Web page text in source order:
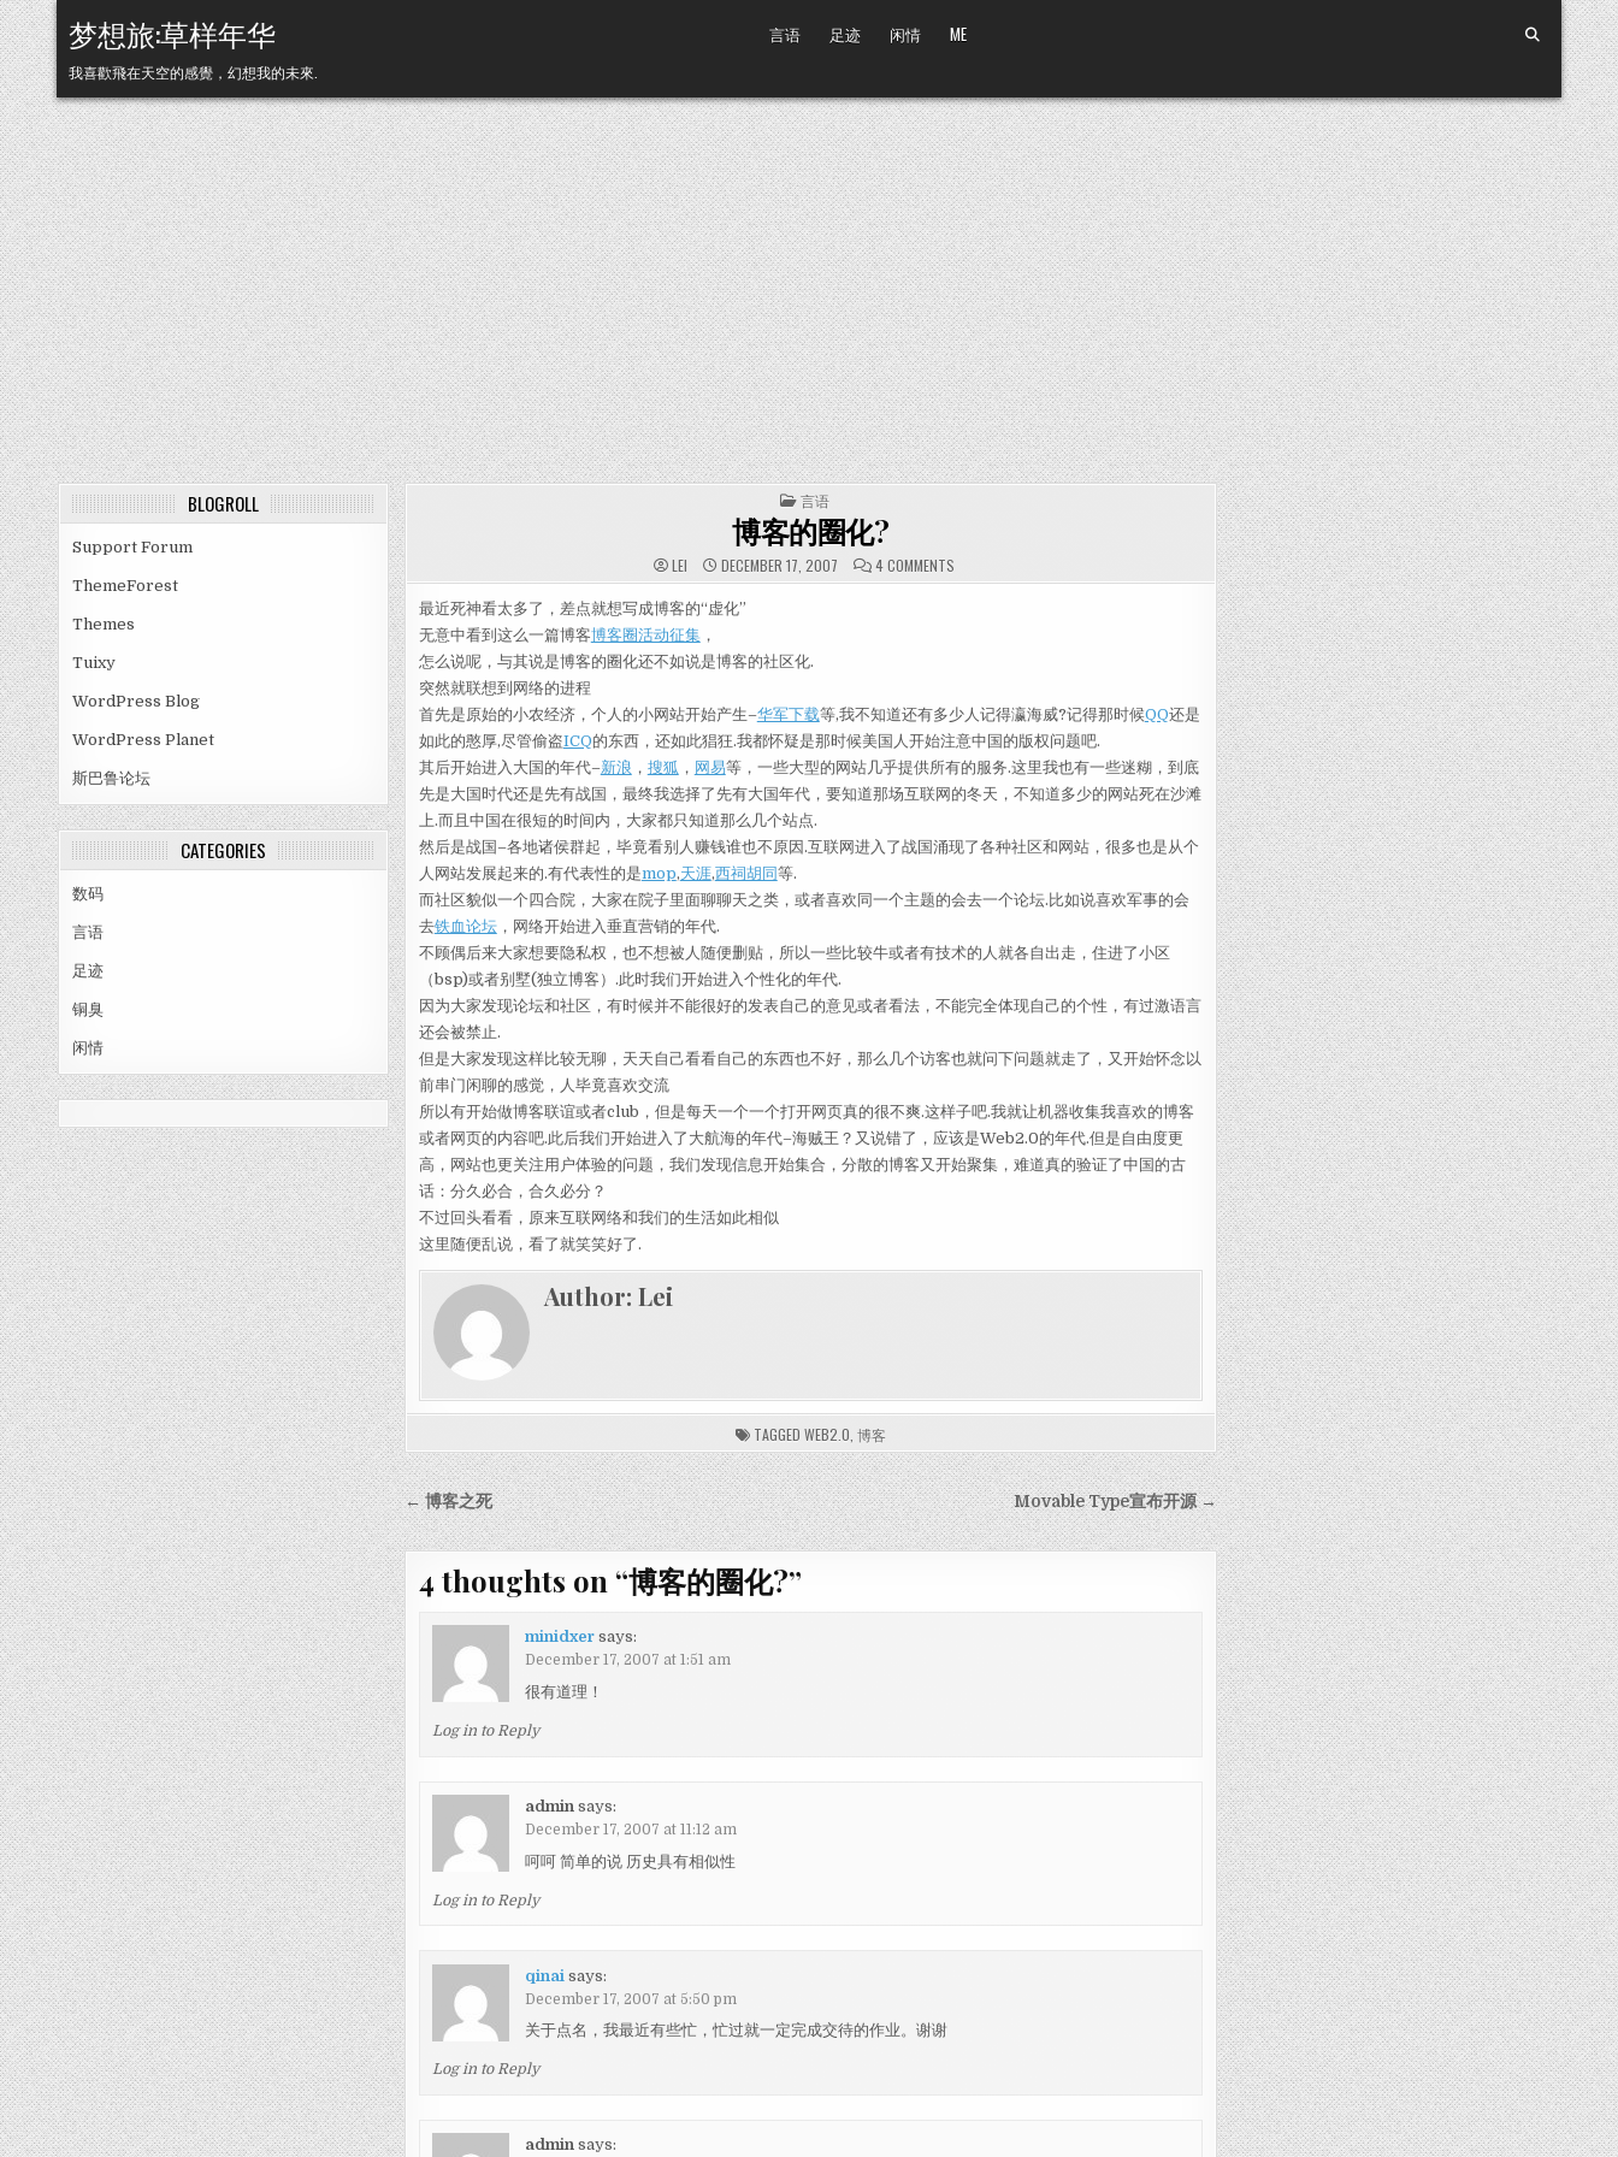
Skip to content
梦想旅:草样年华
我喜歡飛在天空的感覺，幻想我的未來.
言语 足迹 闲情 ME
BLOGROLL
Support Forum
ThemeForest
Themes
Tuixy
WordPress Blog
WordPress Planet
斯巴鲁论坛
CATEGORIES
数码
言语
足迹
铜臭
闲情
POSTED IN
言语
博客的圈化?
LEI DECEMBER 17, 2007 4 COMMENTS
最近死神看太多了，差点就想写成博客的“虚化”
无意中看到这么一篇博客博客圈活动征集，
怎么说呢，与其说是博客的圈化还不如说是博客的社区化.
突然就联想到网络的进程
首先是原始的小农经济，个人的小网站开始产生–华军下载等,我不知道还有多少人记得瀛海威?记得那时候QQ还是
如此的憨厚,尽管偷盗ICQ的东西，还如此猖狂.我都怀疑是那时候美国人开始注意中国的版权问题吧.
其后开始进入大国的年代–新浪 ， 搜狐 ， 网易等，一些大型的网站几乎提供所有的服务.这里我也有一些迷糊，到底
先是大国时代还是先有战国，最终我选择了先有大国年代，要知道那场互联网的冬天，不知道多少的网站死在沙滩
上.而且中国在很短的时间内，大家都只知道那么几个站点.
然后是战国–各地诸侯群起，毕竟看别人赚钱谁也不原因.互联网进入了战国涌现了各种社区和网站，很多也是从个
人网站发展起来的.有代表性的是mop,天涯,西祠胡同等.
而社区貌似一个四合院，大家在院子里面聊聊天之类，或者喜欢同一个主题的会去一个论坛.比如说喜欢军事的会
去铁血论坛，网络开始进入垂直营销的年代.
不顾偶后来大家想要隐私权，也不想被人随便删贴，所以一些比较牛或者有技术的人就各自出走，住进了小区
（bsp)或者别墅(独立博客）.此时我们开始进入个性化的年代.
因为大家发现论坛和社区，有时候并不能很好的发表自己的意见或者看法，不能完全体现自己的个性，有过激语言
还会被禁止.
但是大家发现这样比较无聊，天天自己看看自己的东西也不好，那么几个访客也就问下问题就走了，又开始怀念以
前串门闲聊的感觉，人毕竟喜欢交流
所以有开始做博客联谊或者club，但是每天一个一个打开网页真的很不爽.这样子吧.我就让机器收集我喜欢的博客
或者网页的内容吧.此后我们开始进入了大航海的年代–海贼王？又说错了，应该是Web2.0的年代.但是自由度更
高，网站也更关注用户体验的问题，我们发现信息开始集合，分散的博客又开始聚集，难道真的验证了中国的古
话：分久必合，合久必分？
不过回头看看，原来互联网络和我们的生活如此相似
这里随便乱说，看了就笑笑好了.
Author: Lei
TAGGED WEB2.0 博客
Post navigation Movable Type宣布开源 →
← 博客之死
4 thoughts on “博客的圈化?”
minidxer says:
December 17, 2007 at 1:51 am
很有道理！
Log in to Reply
admin says:
December 17, 2007 at 11:12 am
呵呵 简单的说 历史具有相似性
Log in to Reply
qinai says:
December 17, 2007 at 5:50 pm
关于点名，我最近有些忙，忙过就一定完成交待的作业。谢谢
Log in to Reply
admin says: